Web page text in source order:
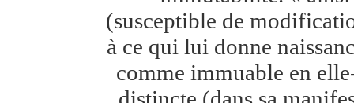
(susceptible de
à ce qui lui donne
comme immuable en